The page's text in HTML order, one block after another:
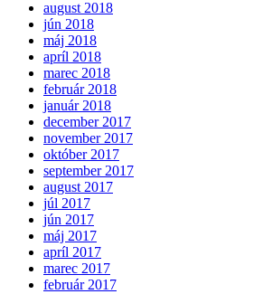
august 2018
jún 2018
máj 2018
apríl 2018
marec 2018
február 2018
január 2018
december 2017
november 2017
október 2017
september 2017
august 2017
júl 2017
jún 2017
máj 2017
apríl 2017
marec 2017
február 2017